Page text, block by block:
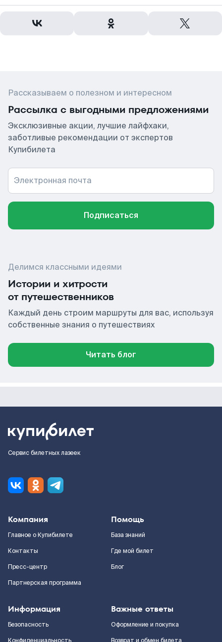
Рассказываем о полезном и интересном
Рассылка с выгодными предложениями
Эксклюзивные акции, лучшие лайфхаки,
заботливые рекомендации от экспертов
Купибилета
Электронная почта
Подписаться
Делимся классными идеями
Истории и хитрости
от путешественников
Каждый день строим маршруты для вас, используя
собственные знания о путешествиях
Читать блог
Сервис билетных лазеек
Компания
Главное о Купибилете
Контакты
Пресс-центр
Партнерская программа
Помощь
База знаний
Где мой билет
Блог
Информация
Безопасность
Важные ответы
Оформление и покупка